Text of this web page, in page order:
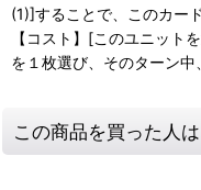
(1)]することで、このカー
【コスト】[このユニット
を１枚選び、そのターン中
この商品を買った人